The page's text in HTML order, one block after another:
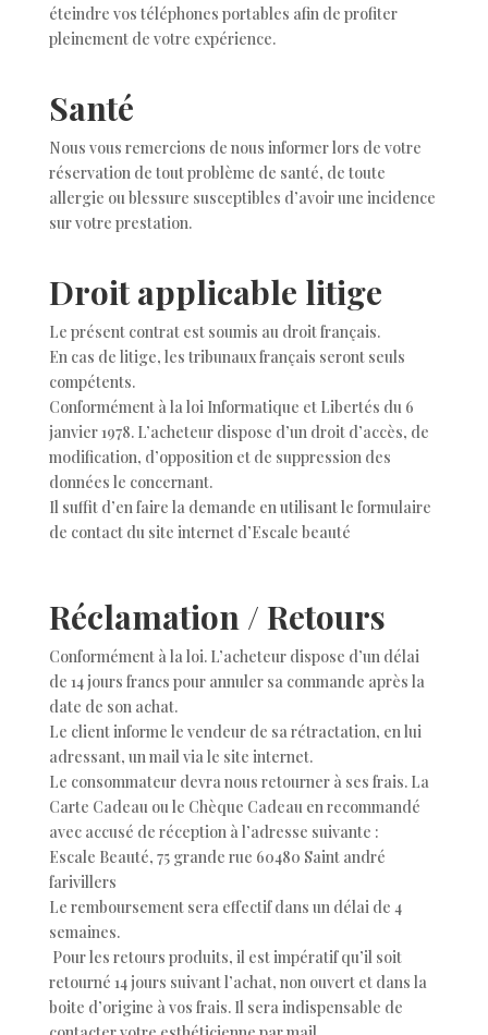
éteindre vos téléphones portables afin de profiter
pleinement de votre expérience.
Santé
Nous vous remercions de nous informer lors de votre
réservation de tout problème de santé, de toute
allergie ou blessure susceptibles d’avoir une incidence
sur votre prestation.
Droit applicable litige
Le présent contrat est soumis au droit français.
En cas de litige, les tribunaux français seront seuls
compétents.
Conformément à la loi Informatique et Libertés du 6
janvier 1978. L’acheteur dispose d’un droit d’accès, de
modification, d’opposition et de suppression des
données le concernant.
Il suffit d’en faire la demande en utilisant le formulaire
de contact du site internet d’Escale beauté
Réclamation / Retours
Conformément à la loi. L’acheteur dispose d’un délai
de 14 jours francs pour annuler sa commande après la
date de son achat.
Le client informe le vendeur de sa rétractation, en lui
adressant, un mail via le site internet.
Le consommateur devra nous retourner à ses frais. La
Carte Cadeau ou le Chèque Cadeau en recommandé
avec accusé de réception à l’adresse suivante :
Escale Beauté, 75 grande rue 60480 Saint andré
farivillers
Le remboursement sera effectif dans un délai de 4
semaines.
Pour les retours produits, il est impératif qu’il soit
retourné 14 jours suivant l’achat, non ouvert et dans la
boite d’origine à vos frais. Il sera indispensable de